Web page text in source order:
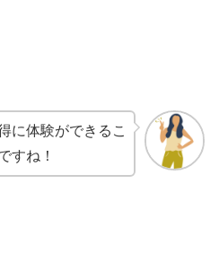
に体験ができるこ
すね！